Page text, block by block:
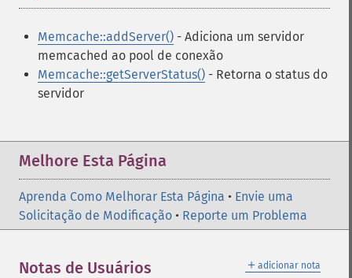
Memcache::addServer() - Adiciona um servidor
memcached ao pool de conexão
Memcache::getServerStatus() - Retorna o status do
servidor
Melhore Esta Página
Aprenda Como Melhorar Esta Página • Envie uma
Solicitação de Modificação • Reporte um Problema
＋ adicionar nota
Notas de Usuários